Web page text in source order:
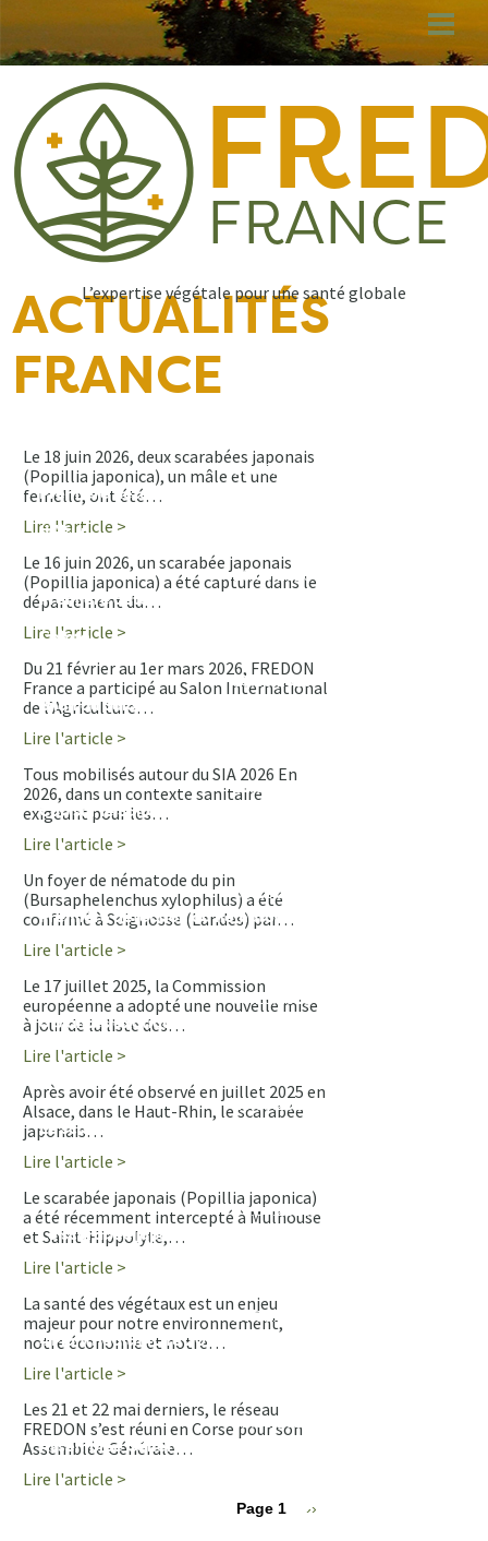
au
principal
L’expertise végétale pour une santé globale
ACTUALITÉS
FRANCE
30.06.2026
Première détection de Popillia
d'Azur
Le 18 juin 2026, deux scarabées japonais
(Popillia japonica), un mâle et une
femelle, ont été…
Lire l'article >
+
26.06.2026
Première détection de Popillia
Comté
Le 16 juin 2026, un scarabée japonais
(Popillia japonica) a été capturé dans le
département du…
Lire l'article >
+
05.03.2026
Bilan du Salon de l'Agriculture 2026
Du 21 février au 1er mars 2026, FREDON
France a participé au Salon International
de l’Agriculture…
Lire l'article >
+
11.02.2026
Cap sur le Salon international de
Tous mobilisés autour du SIA 2026 En
2026, dans un contexte sanitaire
exigeant pour les…
Lire l'article >
05.11.2025
Première détection du nématode du
Un foyer de nématode du pin
(Bursaphelenchus xylophilus) a été
confirmé à Seignosse (Landes) par…
Lire l'article >
03.10.2025
8 plantes exotiques envahissantes
Le 17 juillet 2025, la Commission
européenne a adopté une nouvelle mise
à jour de la liste des…
Lire l'article >
+
25.08.2025
Le scarabée japonais (Popillia
Après avoir été observé en juillet 2025 en
Alsace, dans le Haut-Rhin, le scarabée
japonais…
Lire l'article >
+
07.07.2025
Le scarabée japonais détecté en
Le scarabée japonais (Popillia japonica)
a été récemment intercepté à Mulhouse
et Saint-Hippolyte,…
Lire l'article >
24.06.2025
#PlantHealth4Life 2025 : Agissons
La santé des végétaux est un enjeu
majeur pour notre environnement,
notre économie et notre…
Lire l'article >
02.06.2025
Assemblée Générale de FREDON
Les 21 et 22 mai derniers, le réseau
FREDON s’est réuni en Corse pour son
Assemblée Générale…
Lire l'article >
+
Page 1
Page
››